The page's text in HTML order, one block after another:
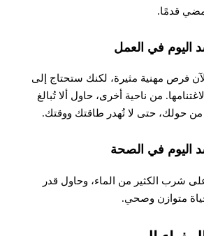
قدمًا.
اليوم في العمل
فرص مهنية مثيرة، لكنك ستحتاج إلى
. من ناحية أخرى، حاول ألا تُبالغ
حولك، حتى لا تُهدر طاقتك ووقتك.
اليوم في الصحة
شرب الكثير من الماء، وحاول قدر
حياة متوازن وصحي.